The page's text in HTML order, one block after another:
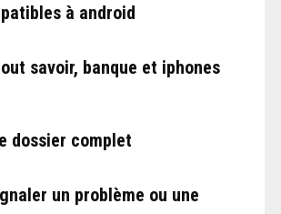
à android
savoir, banque et iphones
dossier complet
un problème ou une